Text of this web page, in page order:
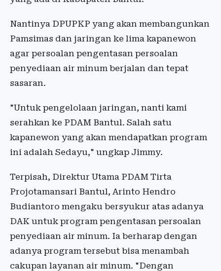
Nantinya DPUPKP yang akan membangunkan
Pamsimas dan jaringan ke lima kapanewon
agar persoalan pengentasan persoalan
penyediaan air minum berjalan dan tepat
sasaran.
"Untuk pengelolaan jaringan, nanti kami
serahkan ke PDAM Bantul. Salah satu
kapanewon yang akan mendapatkan program
ini adalah Sedayu," ungkap Jimmy.
Terpisah, Direktur Utama PDAM Tirta
Projotamansari Bantul, Arinto Hendro
Budiantoro mengaku bersyukur atas adanya
DAK untuk program pengentasan persoalan
penyediaan air minum. Ia berharap dengan
adanya program tersebut bisa menambah
cakupan layanan air minum. "Dengan